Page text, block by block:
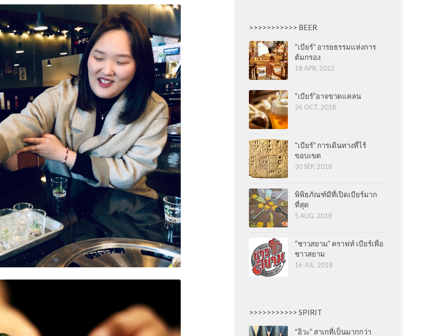
>>>>>>>>>>> BEER
“เบียร์” อารยธรรมแห่งการ
ต้มกรอง
18 APR, 2022
“เบียร์”อาจขาดแคลน
26 OCT, 2018
“เบียร์” การเดินทางที่ไร้
ขอบเขต
30 SEP, 2018
พิพิธภัณฑ์มีที่เปิดเบียร์มาก
ที่สุด
5 AUG, 2018
“ชาวสยาม” คราฟท์ เบียร์เพื่อ
ชาวสยาม
16 JUL, 2018
>>>>>>>>>>> SPIRIT
“อิวะ” สาเกที่เป็นมากกว่า